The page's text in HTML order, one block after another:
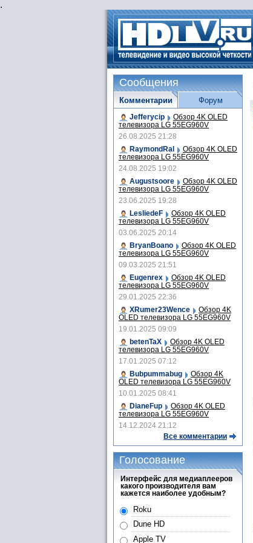
.
Сообщения
Комментарии
Jefferycip Обзор 4K OLED
телевизора LG 55EG960V
26.08.2025 21:28
RaymondRal
Обзор 4K OLED
телевизора LG 55EG960V
24.08.2025 19:02
Augustsoore
Обзор 4K OLED
телевизора LG 55EG960V
23.06.2025 19:28
LesliedeF
Обзор 4K OLED
телевизора LG 55EG960V
03.06.2025 20:14
BryanBoano
Обзор 4K OLED
телевизора LG 55EG960V
09.03.2025 21:51
Eugenrex
Обзор 4K OLED
телевизора LG 55EG960V
29.01.2025 22:36
XRumer23Wence
Обзор 4K
OLED телевизора LG 55EG960V
19.01.2025 09:09
betenTaX
Обзор 4K OLED
телевизора LG 55EG960V
17.01.2025 07:12
Bubpummabug
Обзор 4K
OLED телевизора LG 55EG960V
10.01.2025 08:41
DianeFup
Обзор 4K OLED
телевизора LG 55EG960V
14.12.2024 21:12
Все комментарии
Форум
Голосование
Интерфейс для медиаплееров
какого производителя вам
кажется наиболее удобным?
Roku
Dune HD
Apple TV